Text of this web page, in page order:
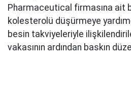
Pharmaceutical firmasına ait
kolesterolü düşürmeye
besin takviyeleriyle
vakasının ardından baskın